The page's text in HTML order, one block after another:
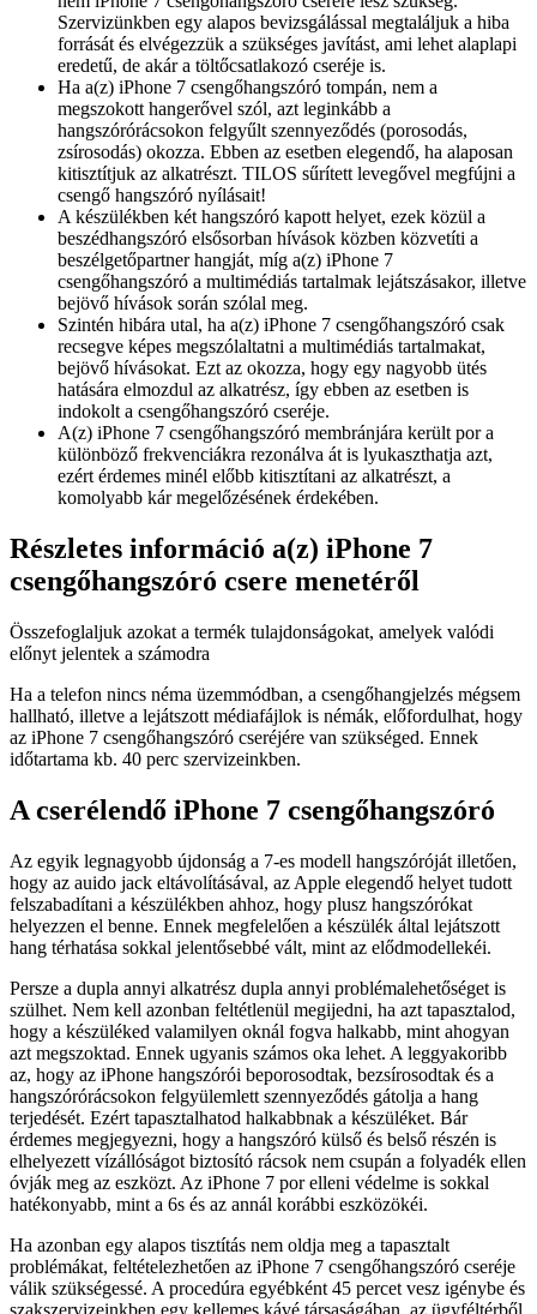
Szervizünkben egy alapos bevizsgálással megtaláljuk a hiba
forrását és elvégezzük a szükséges javítást, ami lehet alaplapi
eredetű, de akár a töltőcsatlakozó cseréje is.
Ha a(z) iPhone 7 csengőhangszóró tompán, nem a
megszokott hangerővel szól, azt leginkább a
hangszórórácsokon felgyűlt szennyeződés (porosodás,
zsírosodás) okozza. Ebben az esetben elegendő, ha alaposan
kitisztítjuk az alkatrészt. TILOS sűrített levegővel megfújni a
csengő hangszóró nyílásait!
A készülékben két hangszóró kapott helyet, ezek közül a
beszédhangszóró elsősorban hívások közben közvetíti a
beszélgetőpartner hangját, míg a(z) iPhone 7
csengőhangszóró a multimédiás tartalmak lejátszásakor, illetve
bejövő hívások során szólal meg.
Szintén hibára utal, ha a(z) iPhone 7 csengőhangszóró csak
recsegve képes megszólaltatni a multimédiás tartalmakat,
bejövő hívásokat. Ezt az okozza, hogy egy nagyobb ütés
hatására elmozdul az alkatrész, így ebben az esetben is
indokolt a csengőhangszóró cseréje.
A(z) iPhone 7 csengőhangszóró membránjára került por a
különböző frekvenciákra rezonálva át is lyukaszthatja azt,
ezért érdemes minél előbb kitisztítani az alkatrészt, a
komolyabb kár megelőzésének érdekében.
Részletes információ a(z) iPhone 7
csengőhangszóró csere menetéről
Összefoglaljuk azokat a termék tulajdonságokat, amelyek valódi
előnyt jelentek a számodra
Ha a telefon nincs néma üzemmódban, a csengőhangjelzés mégsem
hallható, illetve a lejátszott médiafájlok is némák, előfordulhat, hogy
az iPhone 7 csengőhangszóró cseréjére van szükséged. Ennek
időtartama kb. 40 perc szervizeinkben.
A cserélendő iPhone 7 csengőhangszóró
Az egyik legnagyobb újdonság a 7-es modell hangszóróját illetően,
hogy az auido jack eltávolításával, az Apple elegendő helyet tudott
felszabadítani a készülékben ahhoz, hogy plusz hangszórókat
helyezzen el benne. Ennek megfelelően a készülék által lejátszott
hang térhatása sokkal jelentősebbé vált, mint az elődmodellekéi.
Persze a dupla annyi alkatrész dupla annyi problémalehetőséget is
szülhet. Nem kell azonban feltétlenül megijedni, ha azt tapasztalod,
hogy a készüléked valamilyen oknál fogva halkabb, mint ahogyan
azt megszoktad. Ennek ugyanis számos oka lehet. A leggyakoribb
az, hogy az iPhone hangszórói beporosodtak, bezsírosodtak és a
hangszórórácsokon felgyülemlett szennyeződés gátolja a hang
terjedését. Ezért tapasztalhatod halkabbnak a készüléket. Bár
érdemes megjegyezni, hogy a hangszóró külső és belső részén is
elhelyezett vízállóságot biztosító rácsok nem csupán a folyadék ellen
óvják meg az eszközt. Az iPhone 7 por elleni védelme is sokkal
hatékonyabb, mint a 6s és az annál korábbi eszközökéi.
Ha azonban egy alapos tisztítás nem oldja meg a tapasztalt
problémákat, feltételezhetően az iPhone 7 csengőhangszóró cseréje
válik szükségessé. A procedúra egyébként 45 percet vesz igénybe és
szakszervizeinkben egy kellemes kávé társaságában, az ügyféltérből